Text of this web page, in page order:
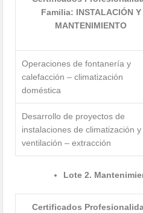
Familia: INSTALACIÓN Y
MANTENIMIENTO
Operaciones de fontanería y
calefacción – climatización
doméstica
Desarrollo de proyectos de
instalaciones de climatización y
ventilación – extracción
Lote 2.
Certificados